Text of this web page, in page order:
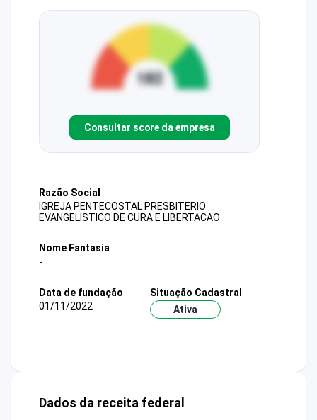
Consultar score da empresa
Razão Social
IGREJA PENTECOSTAL PRESBITERIO
EVANGELISTICO DE CURA E LIBERTACAO
Nome Fantasia
-
Data de fundação
01/11/2022
Situação Cadastral
Ativa
Dados da receita federal